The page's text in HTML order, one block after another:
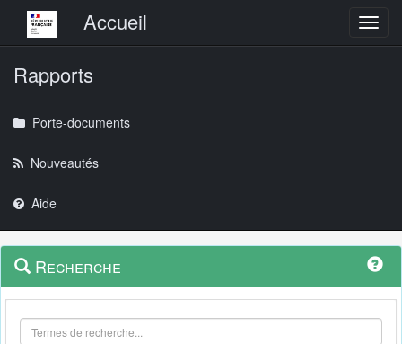
Menu principalAccueil
Rapports
Porte-documents
Nouveautés
Aide
Navigation
outils
Menu
contextuel
Recherche